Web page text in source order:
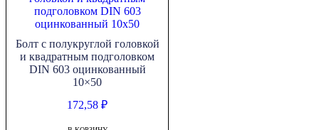
Болт с полукруглой головкой
и квадратным подголовком
DIN 603 оцинкованный
10×50
172,58₽